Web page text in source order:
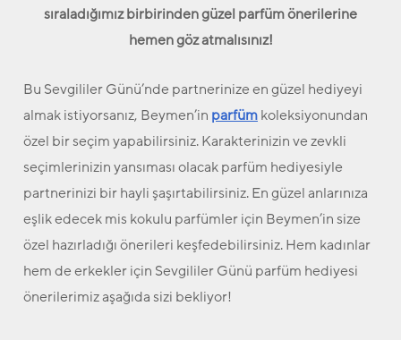
sıraladığımız birbirinden güzel parfüm önerilerine
hemen göz atmalısınız!
Bu Sevgililer Günü’nde partnerinize en güzel hediyeyi
almak istiyorsanız, Beymen’in parfümkoleksiyonundan
özel bir seçim yapabilirsiniz. Karakterinizin ve zevkli
seçimlerinizin yansıması olacak parfüm hediyesiyle
partnerinizi bir hayli şaşırtabilirsiniz. En güzel anlarınıza
eşlik edecek mis kokulu parfümler için Beymen’in size
özel hazırladığı önerileri keşfedebilirsiniz. Hem kadınlar
hem de erkekler için Sevgililer Günü parfüm hediyesi
önerilerimiz aşağıda sizi bekliyor!